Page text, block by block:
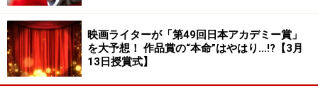
映画ライターが「第49回日本アカデミー賞」
を大予想！ 作品賞の“本命”はやはり…!?【3月
13日授賞式】